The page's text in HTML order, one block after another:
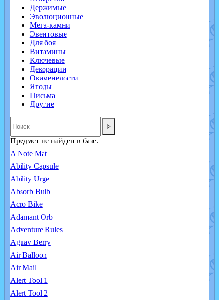
Держимые
Эволюционные
Мега-камни
Эвентовые
Для боя
Витамины
Ключевые
Декорации
Окаменелости
Ягоды
Письма
Другие
ᐅ
Предмет не найден в базе.
A Note Mat
Ability Capsule
Ability Urge
Absorb Bulb
Acro Bike
Adamant Orb
Adventure Rules
Aguav Berry
Air Balloon
Air Mail
Alert Tool 1
Alert Tool 2